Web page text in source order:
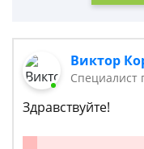
Виктор
Cпециалист
Здравствуйте!